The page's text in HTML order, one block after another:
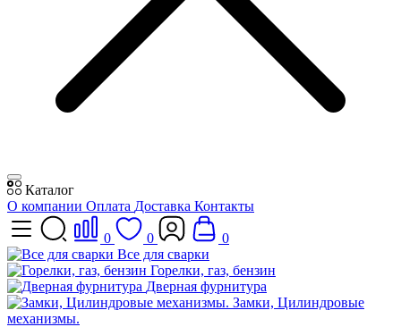
Каталог
О компании Оплата Доставка Контакты
0 0
0
Все для сварки
Горелки, газ, бензин
Дверная фурнитура
Замки, Цилиндровые
механизмы.